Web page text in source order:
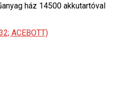
ház 14500 akkutartóval
ACEBOTT)